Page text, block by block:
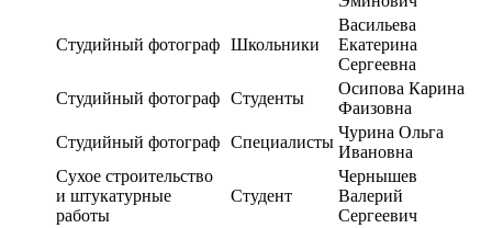
Студийный фотограф Школьники
Васильева
Екатерина
Сергеевна
Студийный фотограф Студенты
Осипова Карина
Фаизовна
Студийный фотограф Специалисты
Чурина Ольга
Ивановна
Сухое строительство
и штукатурные
работы
Студент
Чернышев
Валерий
Сергеевич